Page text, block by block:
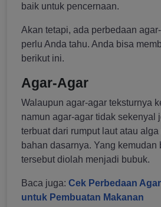
baik untuk pencernaan.
Akan tetapi, ada perbedaan
perlu Anda tahu. Anda bisa
berikut ini.
Agar-Agar
Walaupun agar-agar teksturnya
namun agar-agar tidak sekenyal
terbuat dari rumput laut atau
bahan dasarnya. Yang kemudan
tersebut diolah menjadi bubuk.
Baca juga: Cek Perbedaan
untuk Pembuatan Makanan